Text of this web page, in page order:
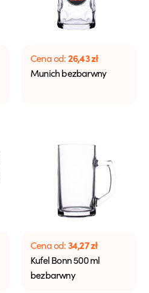
Cena od:26,43zł
Munich bezbarwny
Cena od:34,27zł
Kufel Bonn 500 ml
bezbarwny